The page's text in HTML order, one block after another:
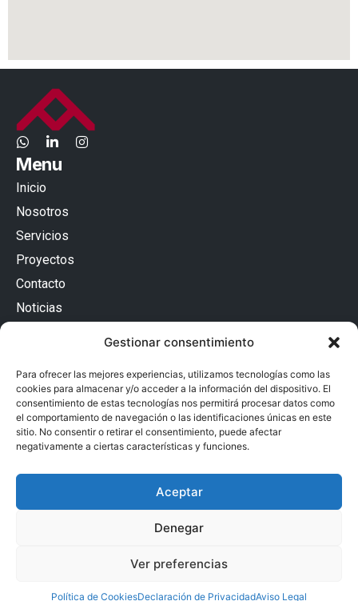
Gestionar consentimiento
Para ofrecer las mejores experiencias, utilizamos tecnologías como las
cookies para almacenar y/o acceder a la información del dispositivo. El
consentimiento de estas tecnologías nos permitirá procesar datos como
el comportamiento de navegación o las identificaciones únicas en este
sitio. No consentir o retirar el consentimiento, puede afectar
negativamente a ciertas características y funciones.
Aceptar
Denegar
Ver preferencias
Política de CookiesDeclaración de PrivacidadAviso Legal
Menu
Inicio
Nosotros
Servicios
Proyectos
Contacto
Noticias
Passatge Batlló 12, Baixos Esquerra
93 240 54 32
adm@proarquitectura.com
Privacidad
Accesibilidad
Declaración de Privacidad
© 2026 Todos los derechos reservados